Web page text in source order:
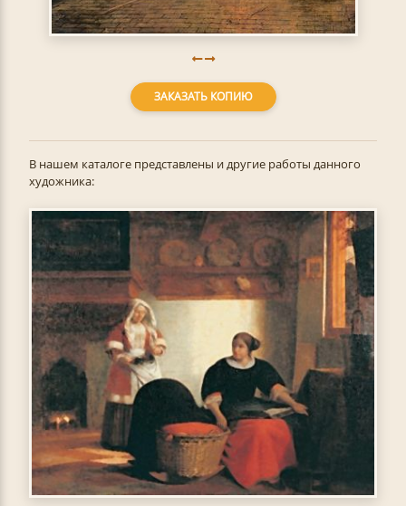
ЗАКАЗАТЬ КОПИЮ
В нашем каталоге представлены и другие работы данного
художника: